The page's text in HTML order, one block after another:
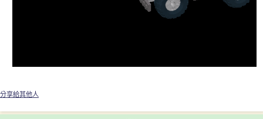
分享給其他人